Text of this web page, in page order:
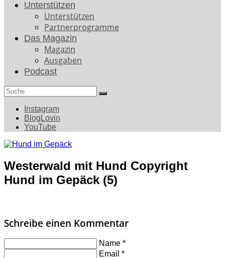
Unterstützen
Unterstützen
Partnerprogramme
Das Magazin
Magazin
Ausgaben
Podcast
Search
Instagram
BlogLovin
YouTube
Westerwald mit Hund Copyright
Hund im Gepäck (5)
Schreibe einen Kommentar
Name *
Email *